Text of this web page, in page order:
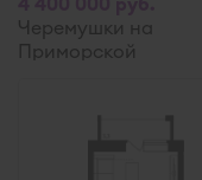
Черемушки на
Приморской